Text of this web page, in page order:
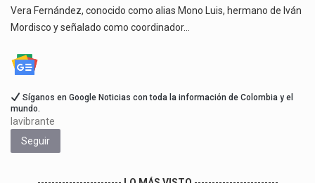
Vera Fernández, conocido como alias Mono Luis, hermano de Iván
Mordisco y señalado como coordinador…
Síganos en Google Noticias con toda la información de Colombia y el
mundo.
lavibrante
Seguir